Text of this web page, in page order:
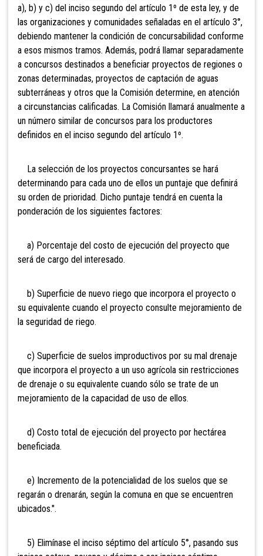
a), b) y c) del inciso segundo del artículo 1º de esta ley, y de
las organizaciones y comunidades señaladas en el artículo 3°,
debiendo mantener la condición de concursabilidad conforme
a esos mismos tramos. Además, podrá llamar separadamente
a concursos destinados a beneficiar proyectos de regiones o
zonas determinadas, proyectos de captación de aguas
subterráneas y otros que la Comisión determine, en atención
a circunstancias calificadas. La Comisión llamará anualmente a
un número similar de concursos para los productores
definidos en el inciso segundo del artículo 1º.
La selección de los proyectos concursantes se hará
determinando para cada uno de ellos un puntaje que definirá
su orden de prioridad. Dicho puntaje tendrá en cuenta la
ponderación de los siguientes factores:
a) Porcentaje del costo de ejecución del proyecto que
será de cargo del interesado.
b) Superficie de nuevo riego que incorpora el proyecto o
su equivalente cuando el proyecto consulte mejoramiento de
la seguridad de riego.
c) Superficie de suelos improductivos por su mal drenaje
que incorpora el proyecto a un uso agrícola sin restricciones
de drenaje o su equivalente cuando sólo se trate de un
mejoramiento de la capacidad de uso de ellos.
d) Costo total de ejecución del proyecto por hectárea
beneficiada.
e) Incremento de la potencialidad de los suelos que se
regarán o drenarán, según la comuna en que se encuentren
ubicados.".
5) Elimínase el inciso séptimo del artículo 5°, pasando sus